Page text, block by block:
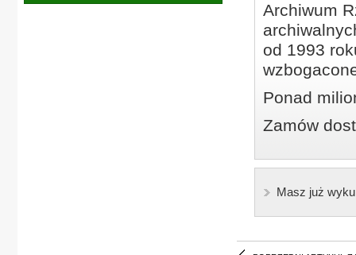
Archiwum
od 1993
Ponad
Zamów
Masz już